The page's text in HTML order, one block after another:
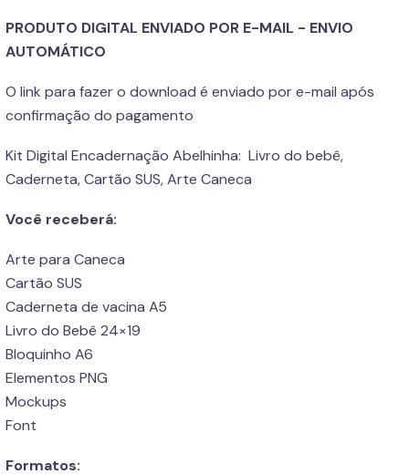
PRODUTO DIGITAL ENVIADO POR E-MAIL - ENVIO
AUTOMÁTICO
O link para fazer o download é enviado por e-mail após
confirmação do pagamento
Kit Digital Encadernação Abelhinha: Livro do bebê,
Caderneta, Cartão SUS, Arte Caneca
Você receberá:
Arte para Caneca
Cartão SUS
Caderneta de vacina A5
Livro do Bebê 24×19
Bloquinho A6
Elementos PNG
Mockups
Font
Formatos: